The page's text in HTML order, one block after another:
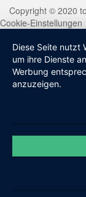
Copyright © 2020
Cookie-Einstellungen
Diese Seite nutzt
um ihre Dienste
Werbung
anzuzeigen.